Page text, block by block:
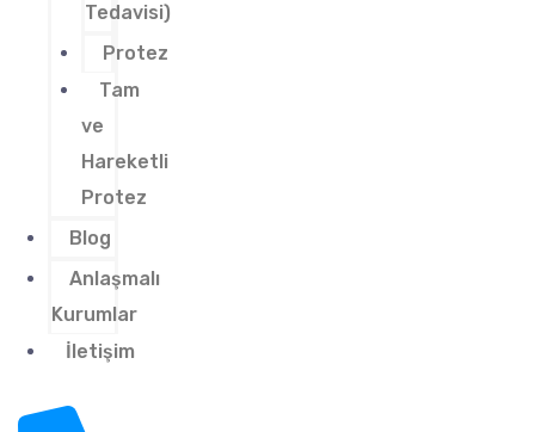
Tedavisi)
Protez
Tam
ve
Hareketli
Protez
Blog
Anlaşmalı
Kurumlar
İletişim